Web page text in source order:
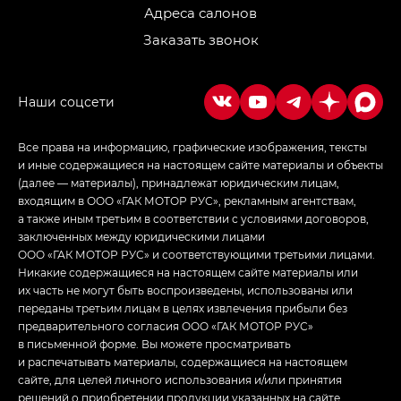
Empow — Эмпау (Empow) в комплектации
в спортивном стиле — GL(S-Style)
Адреса салонов
Заказать звонок
Все права на информацию, графические изображения, тексты
и иные содержащиеся на настоящем сайте материалы и объекты
(далее — материалы), принадлежат юридическим лицам,
входящим в ООО «ГАК МОТОР РУС», рекламным агентствам,
а также иным третьим в соответствии с условиями договоров,
заключенных между юридическими лицами
ООО «ГАК МОТОР РУС» и соответствующими третьими лицами.
Никакие содержащиеся на настоящем сайте материалы или
их часть не могут быть воспроизведены, использованы или
переданы третьим лицам в целях извлечения прибыли без
предварительного согласия ООО «ГАК МОТОР РУС»
в письменной форме. Вы можете просматривать
и распечатывать материалы, содержащиеся на настоящем
сайте, для целей личного использования и/или принятия
решений о приобретении продукции указанных на сайте.